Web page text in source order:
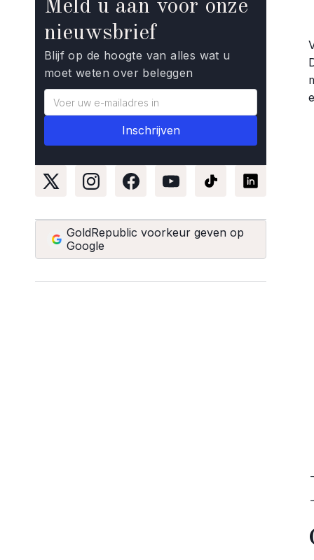
Meld u aan voor onze
nieuwsbrief
Blijf op de hoogte van alles wat u
moet weten over beleggen
GoldRepublic voorkeur geven op
Google